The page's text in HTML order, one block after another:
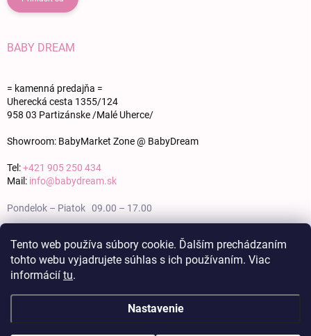
Tento web používa súbory cookie. Ďalším prechádzaním
tohto webu vyjadrujete súhlas s ich používaním. Viac
informácií tu.
Nastavenie
BABY DREAM
= kamenná predajňa =
Uherecká cesta 1355/124
958 03 Partizánske /Malé Uherce/
Showroom: BabyMarket Zone @ BabyDream
Tel:+421 905 250 434
Mail: info@babydream.sk
Pondelok – Piatok 09.00 – 17.00
Nedeľa zatvorené